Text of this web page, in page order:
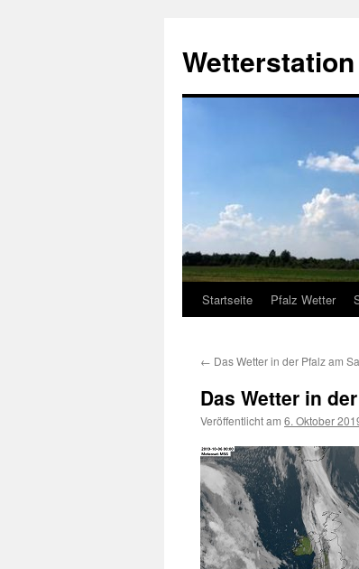
springen
Startseite Pfalz Wetter
← Das Wetter in der Pfalz am
Das Wetter in
Veröffentlicht am 6. Oktober